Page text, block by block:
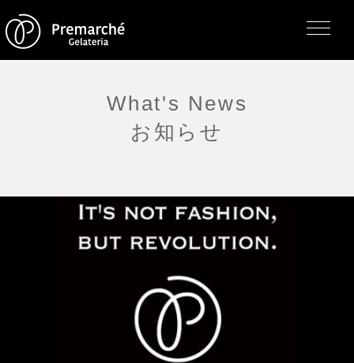
直営店・支店・分店
フレーバー（メニュー）
お知らせ・メディア掲載
What's News
お知らせ